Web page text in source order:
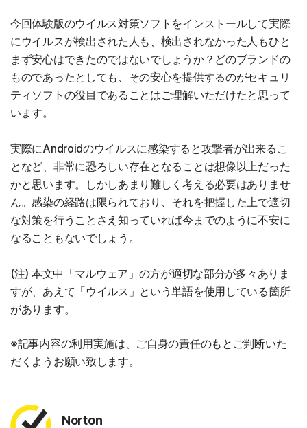
今回体験版のウイルス対策ソフトをインストールして実際
にウイルスが検出された人も、検出されなかった人もひと
まず安心はできたのではないでしょうか？どのブランドの
ものであったとしても、その安心を提供するのがセキュリ
ティソフトの役目であることはご理解いただけたと思って
います。
実際にAndroidのウイルスに感染すると攻撃者が出来るこ
となど、非常に恐ろしい存在となることは想像以上だった
かと思います。しかしあまり難しく考える必要はありませ
ん。感染の経路は限られており、それを把握した上で適切
な対策を行うことさえ知っていれば今までのように不安に
なることもないでしょう。
(注) 本文中「マルウェア」の方が適切な部分が多々ありま
すが、あえて「ウイルス」という単語を使用している箇所
があります。
※記事内容の利用実施は、ご自身の責任のもとご判断いた
だくようお願い致します。
Norton